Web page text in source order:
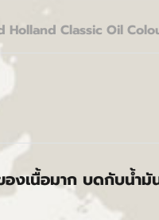
Holland Classic Oil
องเนื้อมาก บดกับน้ำ